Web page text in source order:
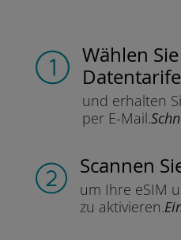
Wählen
Datentarife
und erhalten
per E-Mail.
Scannen
um Ihre eSIM
zu aktivieren.